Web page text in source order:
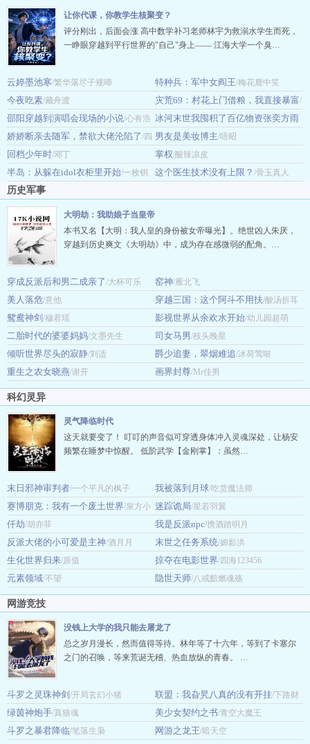
让你代课，你教学生核聚变？
评分刚出，后面会涨 高中数学补习老师林宇为救溺水学生而死，
一睁眼穿越到平行世界的"自己"身上—— 江海大学一个臭…
云婷墨池寒/繁华落尽子规啼 特种兵：军中女阎王/梅花鹿中笑
今夜吃素/藏舟渡 灾荒69：村花上门借粮，我直接暴富/
大苏苏
邵阳穿越到演唱会现场的小说/心有浩
然气
冰河末世我囤积了百亿物资张奕方雨
晴/记忆的海
娇娇断亲去随军，禁欲大佬沦陷了/四
八万
男友是美妆博主/唔昭
回档少年时/邓丁 掌权/酸辣凉皮
半岛：从躲在idol衣柜里开始/一枚钥
匙
这个医生技术没有上限？ /骨玉真人
历史军事
大明劫：我助娘子当皇帝
本书又名【大明：我人皇的身份被女帝曝光】。绝世凶人朱厌，
穿越到历史爽文《大明劫》中，成为存在感微弱的配角。…
穿成反派后和男二成亲了/大杯可乐 窑神/雁北飞
美人落危/意他 穿越三国：这个阿斗不用扶/酸汤折耳
根
鸳鸯神剑 /穆君瑶 影视世界从余欢水开始/幼儿园超萌
二胎时代的婆婆妈妈/文墨先生 司女马男/枝头晚星
倾听世界尽头的寂静/刘适 爵少追妻，翠烟难追/冰荷莺啭
重生之农女晓燕/谢开 画界封尊/Mr佳男
科幻灵异
灵气降临时代
这天就要变了！ 叮叮的声音似可穿透身体冲入灵魂深处，让杨安
频繁在睡梦中惊醒。 低阶武学【金刚掌】：虽然…
末日邪神审判者/一个平凡的枫子 我被落到月球/吃货魔法师
赛博朋克：我有一个废土世界/泉方小
龙虾
迷踪诡局/星若羽翼
仟劫/胡亦菲 我是反派npc/携酒踏明月
反派大佬的小可爱是主神/酒月月 末世之任务系统/媚影洪
生化世界归来/原值 掠夺在电影世界/四海123456
元素领域/不望 隐世天师/八戒黯燃魂殇
网游竞技
没钱上大学的我只能去屠龙了
总之岁月漫长，然而值得等待。林年等了十六年，等到了卡塞尔
之门的召唤，等来荒诞无稽、热血放纵的青春。 …
斗罗之灵珠神剑 /开局玄幻小猪 联盟：我旮旯八真的没有开挂/下路财
神
绿茵神炮手/真狼魂 美少女契约之书/青空大魔王
斗罗之暴君降临/笔落生枭 网游之龙王/暗天空